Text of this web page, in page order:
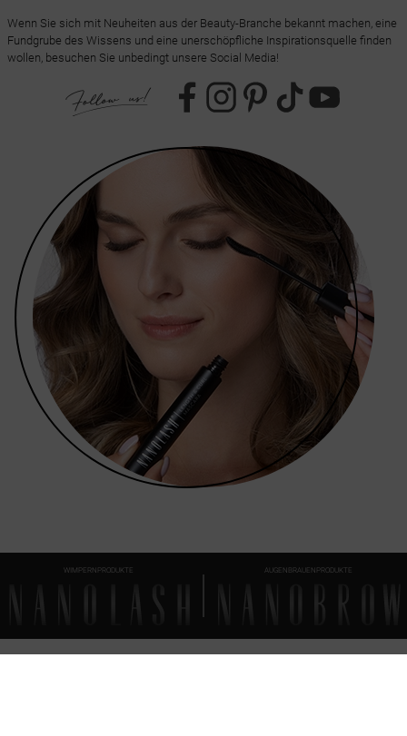
Wenn Sie sich mit Neuheiten aus der Beauty-Branche bekannt machen, eine
Fundgrube des Wissens und eine unerschöpfliche Inspirationsquelle finden
wollen, besuchen Sie unbedingt unsere Social Media!
WIMPERNPRODUKTE AUGENBRAUENPRODUKTE